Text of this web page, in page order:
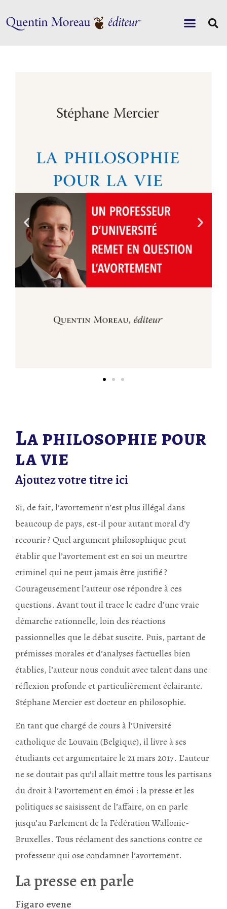
La philosophie pour
la vie
Ajoutez votre titre ici
Si, de fait, l’avortement n’est plus illégal dans
beaucoup de pays, est-il pour autant moral d’y
recourir ? Quel argument philosophique peut
établir que l’avortement est en soi un meurtre
criminel qui ne peut jamais être justifié ?
Courageusement l’auteur ose répondre à ces
questions. Avant tout il trace le cadre d’une vraie
démarche rationnelle, loin des réactions
passionnelles que le débat suscite. Puis, partant de
prémisses morales et d’analyses factuelles bien
établies, l’auteur nous conduit avec talent dans une
réflexion profonde et particulièrement éclairante.
Stéphane Mercier est docteur en philosophie.
En tant que chargé de cours à l’Université
catholique de Louvain (Belgique), il livre à ses
étudiants cet argumentaire le 21 mars 2017. L’auteur
ne se doutait pas qu’il allait mettre tous les partisans
du droit à l’avortement en émoi : la presse et les
politiques se saisissent de l’affaire, on en parle
jusqu’au Parlement de la Fédération Wallonie-
Bruxelles. Tous réclament des sanctions contre ce
professeur qui ose condamner l’avortement.
La presse en parle
Figaro evene